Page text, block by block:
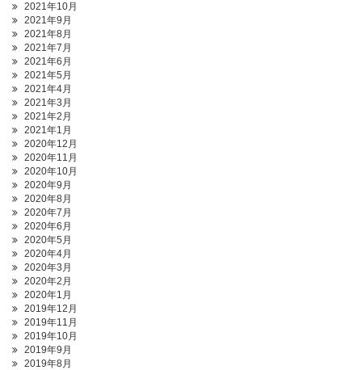
2021年10月
2021年9月
2021年8月
2021年7月
2021年6月
2021年5月
2021年4月
2021年3月
2021年2月
2021年1月
2020年12月
2020年11月
2020年10月
2020年9月
2020年8月
2020年7月
2020年6月
2020年5月
2020年4月
2020年3月
2020年2月
2020年1月
2019年12月
2019年11月
2019年10月
2019年9月
2019年8月